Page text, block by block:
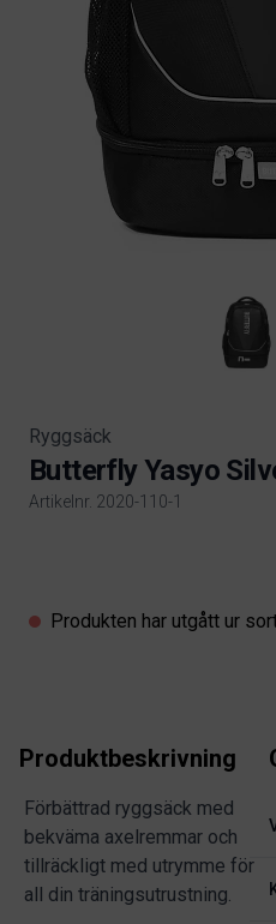
Ryggsäck
Butterfly Yasyo
Artikelnr. 2020-110-1
Produkten har utgått ur
Produktbeskrivning
Förbättrad ryggsäck med
bekväma axelremmar och
tillräckligt med utrymme för
all din träningsutrustning.